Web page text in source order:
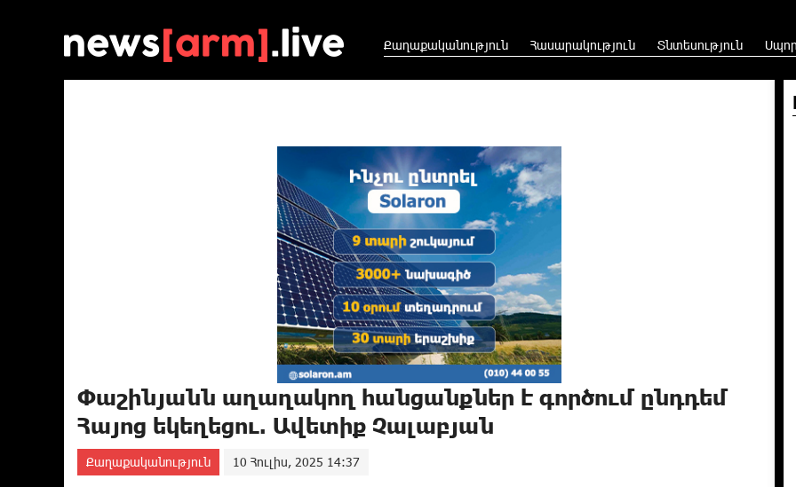
Քաղաքականություն Հասարակություն Տնտեսություն
Փաշինյանն աղաղակող հանցանքներ է գործում ընդդեմ
Հայոց եկեղեցու. Ավետիք Չալաբյան
Քաղաքականություն 10 Հուլիս, 2025 14:37